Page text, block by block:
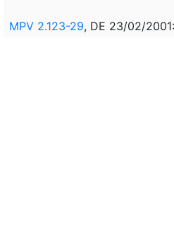
MPV 2.123-29, DE 23/02/